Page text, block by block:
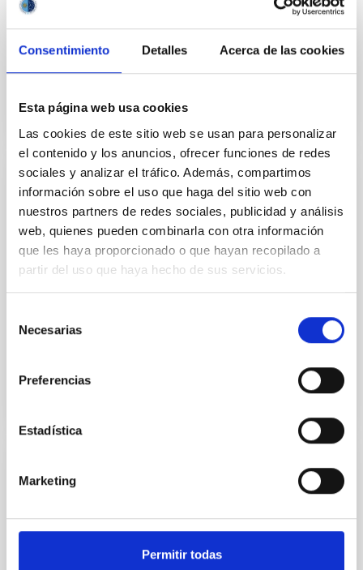
Consentimiento Detalles Acerca de las cookies
Esta página web usa cookies
Las cookies de este sitio web se usan para personalizar
el contenido y los anuncios, ofrecer funciones de redes
sociales y analizar el tráfico. Además, compartimos
información sobre el uso que haga del sitio web con
nuestros partners de redes sociales, publicidad y análisis
web, quienes pueden combinarla con otra información
que les haya proporcionado o que hayan recopilado a
partir del uso que haya hecho de sus servicios.
Necesarias
Preferencias
Estadística
Marketing
Permitir todas
Ana Belén Núñez Chico
Laboratorio de Óptica
El Laboratorio de Óptica está especializado en la
realización de todo tipo de medidas ópticas, alineado
e integración de instrumentos, test de prototipos y
caracterización de componentes y sistemas ópticos
Planta de aluminizado
capa de aluminio de los espejos